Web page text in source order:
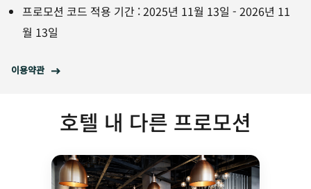
프로모션 코드 적용 기간 :2025년 11월 13일 - 2026년 11
월 13일
이용약관
호텔 내 다른 프로모션